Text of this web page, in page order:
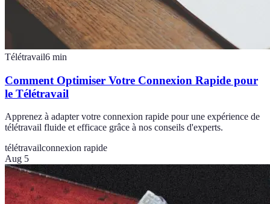
Télétravail6 min
Comment Optimiser Votre Connexion Rapide pour
le Télétravail
Apprenez à adapter votre connexion rapide pour une expérience de
télétravail fluide et efficace grâce à nos conseils d'experts.
télétravailconnexion rapide
Aug 5